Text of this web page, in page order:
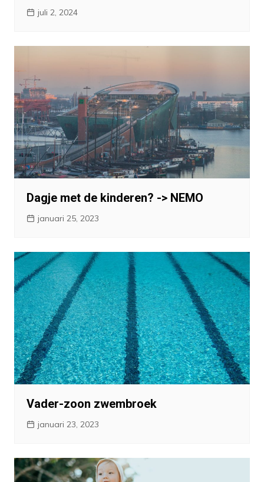
juli 2, 2024
Dagje met de kinderen? -> NEMO
januari 25, 2023
Vader-zoon zwembroek
januari 23, 2023